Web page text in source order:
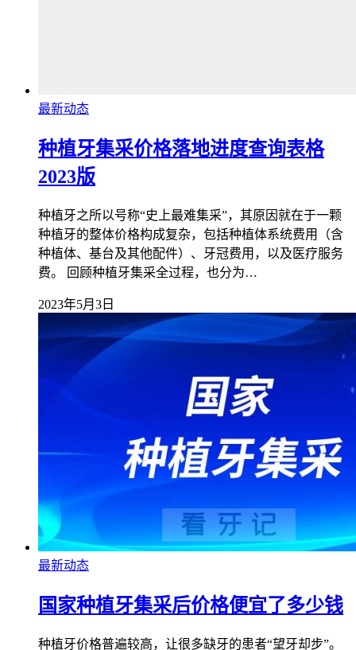
最新动态
种植牙集采价格落地进度查询表格
2023版
种植牙之所以号称“史上最难集采”，其原因就在于一颗
种植牙的整体价格构成复杂，包括种植体系统费用（含
种植体、基台及其他配件）、牙冠费用，以及医疗服务
费。 回顾种植牙集采全过程，也分为…
2023年5月3日
最新动态
国家种植牙集采后价格便宜了多少钱
种植牙价格普遍较高，让很多缺牙的患者“望牙却步”。